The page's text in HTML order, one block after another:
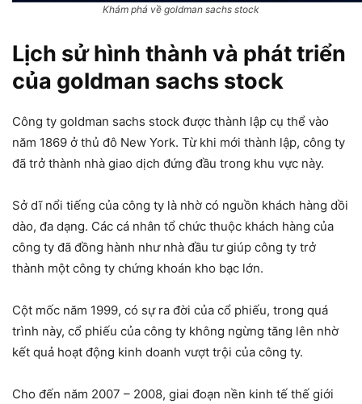
Khám phá về goldman sachs stock
Lịch sử hình thành và phát triển
của goldman sachs stock
Công ty goldman sachs stock được thành lập cụ thể vào
năm 1869 ở thủ đô New York. Từ khi mới thành lập, công ty
đã trở thành nhà giao dịch đứng đầu trong khu vực này.
Sở dĩ nổi tiếng của công ty là nhờ có nguồn khách hàng dồi
dào, đa dạng. Các cá nhân tổ chức thuộc khách hàng của
công ty đã đồng hành như nhà đầu tư giúp công ty trở
thành một công ty chứng khoán kho bạc lớn.
Cột mốc năm 1999, có sự ra đời của cổ phiếu, trong quá
trình này, cổ phiếu của công ty không ngừng tăng lên nhờ
kết quả hoạt động kinh doanh vượt trội của công ty.
Cho đến năm 2007 – 2008, giai đoạn nền kinh tế thế giới